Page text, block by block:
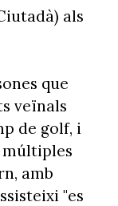
als
que
veïnals
de golf, i
múltiples
amb
"es